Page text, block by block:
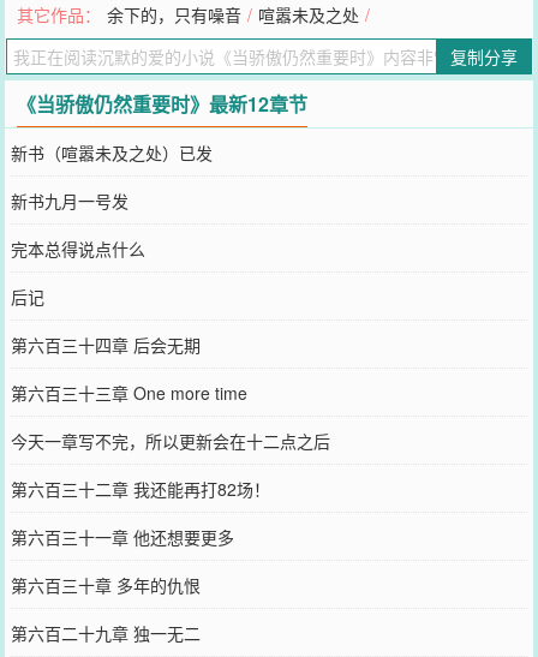
芬·库里在2021年遭遇失败后说下赛季没人想碰我们；是蒂姆·邓肯在
2014年总决赛开始前坚信他们不会搞砸；是科比·布莱恩特在老巴斯的
追悼会上承诺把湖人带进季后赛；是诺维茨基摆脱软蛋之名的夜晚躲
进更衣室里流泪；是凯文加内特捧杯后的仰天长啸；是04活塞之所以
赢和F4湖人之所以输的原因。我们的故事，将从那个骄傲仍然重要的
年代开始。
您要是觉得《当骄傲仍然重要时
微博微信里的朋友推荐哦！
其它作品： 余下的，只有噪音 / 喧嚣未及之处 /
复制分享
《当骄傲仍然重要时》最新12章节
新书（喧嚣未及之处）已发
新书九月一号发
完本总得说点什么
后记
第六百三十四章 后会无期
第六百三十三章 One more time
今天一章写不完，所以更新会在十二点之后
第六百三十二章 我还能再打82场！
第六百三十一章 他还想要更多
第六百三十章 多年的仇恨
第六百二十九章 独一无二